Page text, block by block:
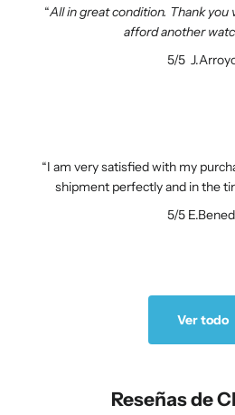
All in great condition. Thank you
afford another
5/5
I am very satisfied with my
shipment perfectly and in the
5/5
Ver todo
Reseñas de